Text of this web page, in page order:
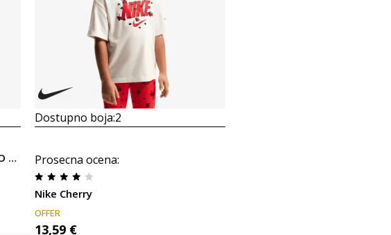
Nike NKN FULL ZIP SET WITH LOGO TAP
Dostupno boja:2
Prosecna ocena:
Nike Cherry
OFFER
13,59 €